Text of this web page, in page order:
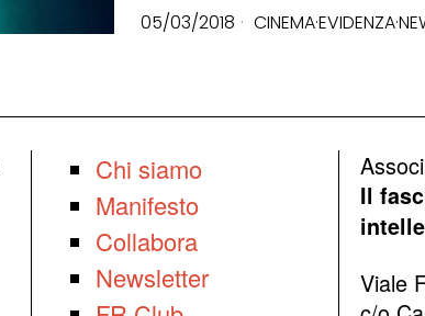
05/03/2018 CINEMA·EVIDENZA·
Chi siamo
Manifesto
Collabora
Newsletter
Il
Viale